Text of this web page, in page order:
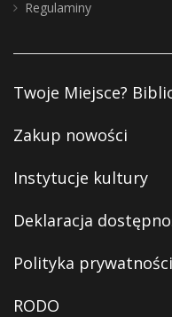
Regulaminy
Twoje Miejsce?
Zakup nowości
Instytucje kultury
Deklaracja
Polityka prywatności
RODO